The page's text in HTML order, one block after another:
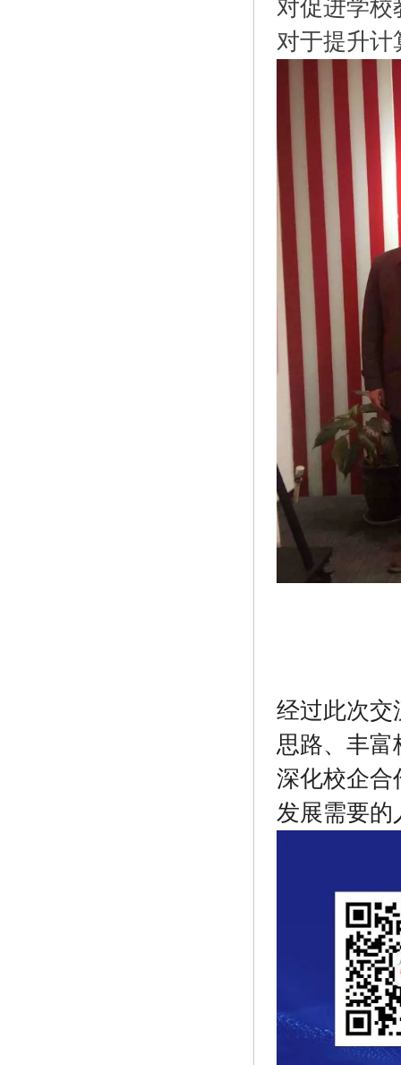
对促进学校
对于提升计
经过此次交
思路、丰富
深化校企合
发展需要的